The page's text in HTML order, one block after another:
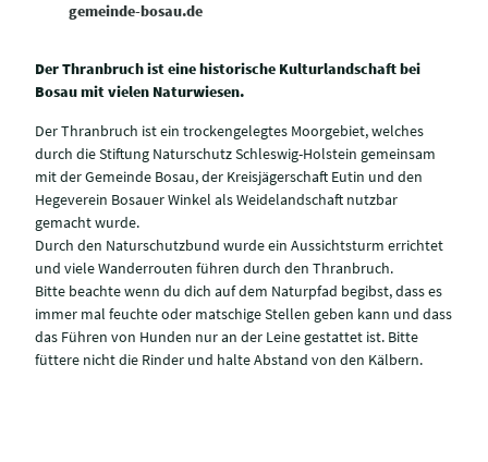
gemeinde-bosau.de
Der Thranbruch ist eine historische Kulturlandschaft bei
Bosau mit vielen Naturwiesen.
Der Thranbruch ist ein trockengelegtes Moorgebiet, welches
durch die Stiftung Naturschutz Schleswig-Holstein gemeinsam
mit der Gemeinde Bosau, der Kreisjägerschaft Eutin und den
Hegeverein Bosauer Winkel als Weidelandschaft nutzbar
gemacht wurde.
Durch den Naturschutzbund wurde ein Aussichtsturm errichtet
und viele Wanderrouten führen durch den Thranbruch.
Bitte beachte wenn du dich auf dem Naturpfad begibst, dass es
immer mal feuchte oder matschige Stellen geben kann und dass
das Führen von Hunden nur an der Leine gestattet ist. Bitte
füttere nicht die Rinder und halte Abstand von den Kälbern.